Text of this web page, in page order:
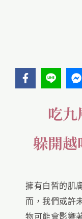
吃九
躲開
擁有白皙的肌
而，我們或許
物可能會影響